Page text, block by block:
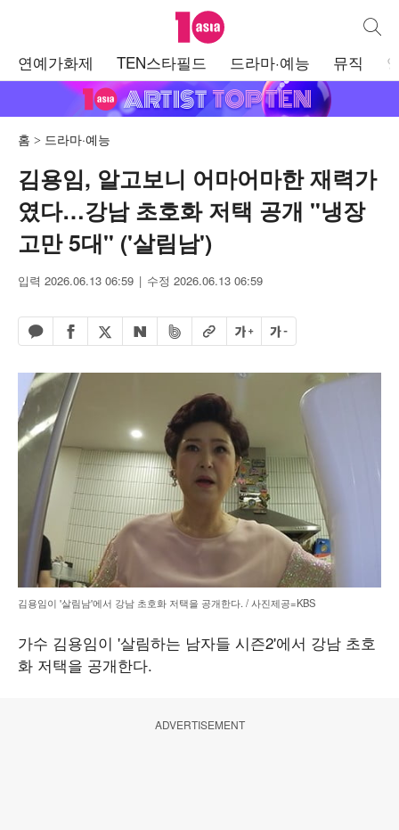
텐아시아 통합
연예가화제 TEN스타필드 드라마·예능 뮤직
홈 드라마·예능
김용임, 알고보니 어마어마한 재력가
였다…강남 초호화 저택 공개 "냉장
고만 5대" ('살림남')
입력 2026.06.13 06:59 수정 2026.06.13 06:59
카카오톡 공유하기
페이스북 공유하기
엑스 공유하기
네이버 공유하기
밴드 공유하기
URL복사글자 크게글자 작게
김용임이 '살림남'에서 강남 초호화 저택을 공개한다. / 사진제공=KBS
가수 김용임이 '살림하는 남자들 시즌2'에서 강남 초호
화 저택을 공개한다.
ADVERTISEMENT